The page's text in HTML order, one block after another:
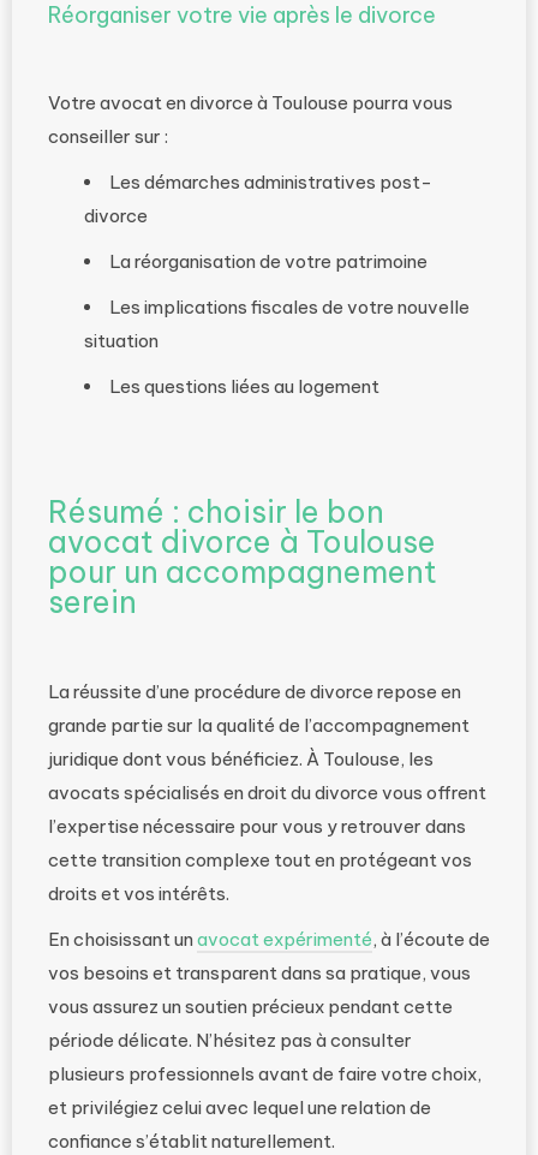
Réorganiser votre vie après le divorce
Votre avocat en divorce à Toulouse pourra vous
conseiller sur :
Les démarches administratives post-
divorce
La réorganisation de votre patrimoine
Les implications fiscales de votre nouvelle
situation
Les questions liées au logement
Résumé : choisir le bon
avocat divorce à Toulouse
pour un accompagnement
serein
La réussite d’une procédure de divorce repose en
grande partie sur la qualité de l’accompagnement
juridique dont vous bénéficiez. À Toulouse, les
avocats spécialisés en droit du divorce vous offrent
l’expertise nécessaire pour vous y retrouver dans
cette transition complexe tout en protégeant vos
droits et vos intérêts.
En choisissant un avocat expérimenté, à l’écoute de
vos besoins et transparent dans sa pratique, vous
vous assurez un soutien précieux pendant cette
période délicate. N’hésitez pas à consulter
plusieurs professionnels avant de faire votre choix,
et privilégiez celui avec lequel une relation de
confiance s’établit naturellement.